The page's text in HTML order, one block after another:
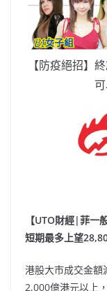
【防疫絕招】
【UTO財經|菲
短期最多上望
港股大市成交金額
2,000億港元以上